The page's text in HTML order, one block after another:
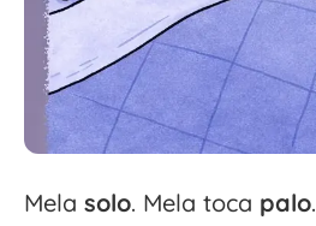
Mela solo. Mela toca palo.